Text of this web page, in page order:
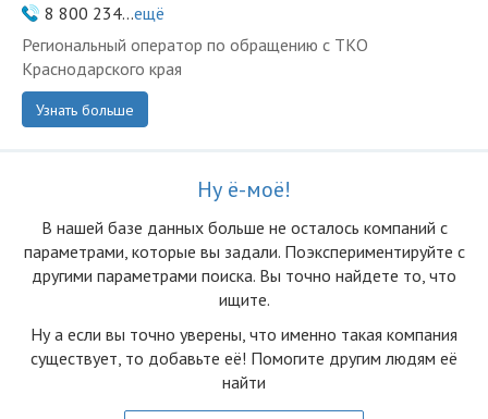
8 800 234...ещё
Региональный оператор по обращению с ТКО
Краснодарского края
Узнать больше
Ну ё-моё!
В нашей базе данных больше не осталоcь компаний с
параметрами, которые вы задали. Поэкспериментируйте с
другими параметрами поиска. Вы точно найдете то, что
ищите.
Ну а если вы точно уверены, что именно такая компания
существует, то добавьте её! Помогите другим людям её
найти